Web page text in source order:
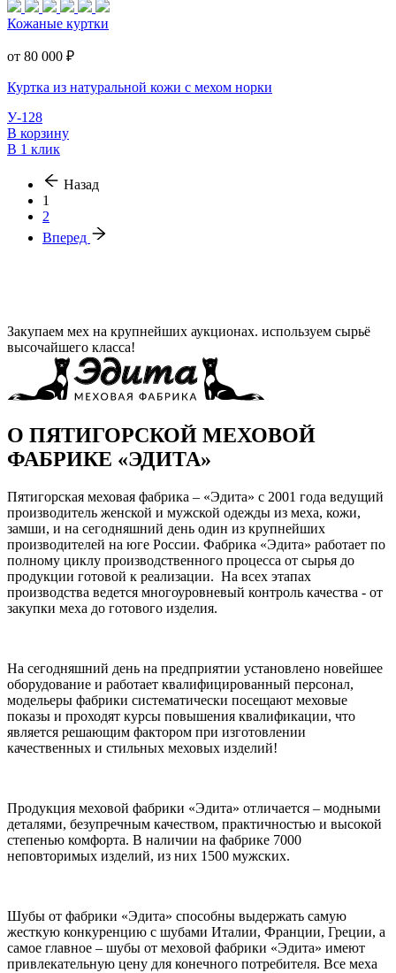
Кожаные куртки
от 80 000 ₽
Куртка из натуральной кожи с мехом норки
У-128
В корзину
В 1 клик
Назад
1
2
Вперед
Закупаем мех на крупнейших аукционах. используем сырьё
высочайшего класса!
О ПЯТИГОРСКОЙ МЕХОВОЙ
ФАБРИКЕ «ЭДИТА»
Пятигорская меховая фабрика – «Эдита» с 2001 года ведущий
производитель женской и мужской одежды из меха, кожи,
замши, и на сегодняшний день один из крупнейших
производителей на юге России. Фабрика «Эдита» работает по
полному циклу производственного процесса от сырья до
продукции готовой к реализации. На всех этапах
производства ведется многоуровневый контроль качества - от
закупки меха до готового изделия.
На сегодняшний день на предприятии установлено новейшее
оборудование и работает квалифицированный персонал,
модельеры фабрики систематически посещают меховые
показы и проходят курсы повышения квалификации, что
является решающим фактором при изготовлении
качественных и стильных меховых изделий!
Продукция меховой фабрики «Эдита» отличается – модными
деталями, безупречным качеством, практичностью и высокой
степенью комфорта. В наличии на фабрике 7000
неповторимых изделий, из них 1500 мужских.
Шубы от фабрики «Эдита» способны выдержать самую
жесткую конкуренцию с шубами Италии, Франции, Греции, а
самое главное – шубы от меховой фабрики «Эдита» имеют
привлекательную цену для конечного потребителя. Все меха